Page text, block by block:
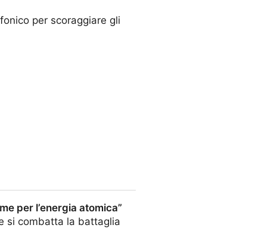
per scoraggiare gli
per l’energia atomica”
si combatta la battaglia